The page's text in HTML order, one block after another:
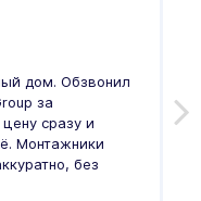
дом. Обзвонил
за
сразу и
Монтажники
без